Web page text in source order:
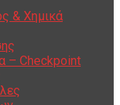
& Χημικά
– Checkpoint